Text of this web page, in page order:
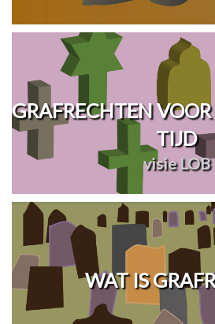
GRAFRECHTEN
TIJD
visie LOB
WAT IS